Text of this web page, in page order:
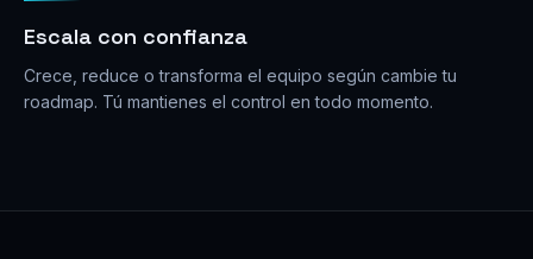
Escala con confianza
Crece, reduce o transforma el equipo según cambie tu
roadmap. Tú mantienes el control en todo momento.